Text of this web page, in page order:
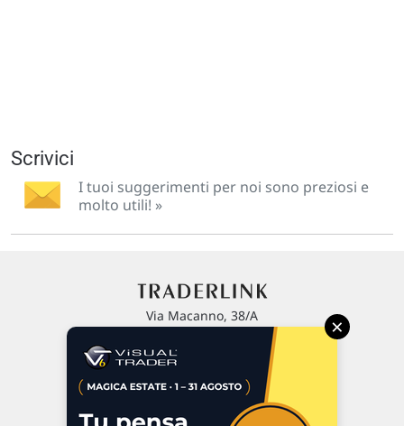
Scrivici
I tuoi suggerimenti per noi sono preziosi e
molto utili! »
Via Macanno, 38/A
P.IVA 02 452 460 401
×